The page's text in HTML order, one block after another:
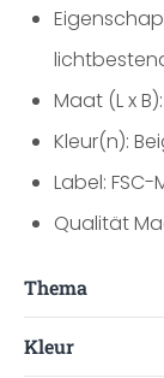
Maat (L x
Kleur(n):
Label: FSC-
Qualität
Thema
Kleur